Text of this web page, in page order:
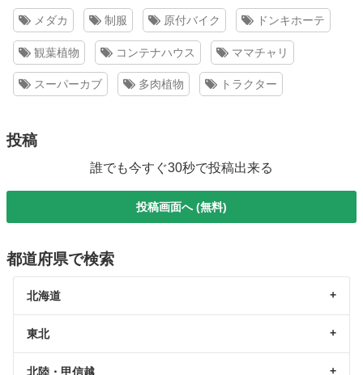
メダカ 制服 原付バイク ドンキホーテ
観葉植物 コンテナハウス ママチャリ
スーパーカブ 多肉植物 トラクター
投稿
誰でも今すぐ30秒で投稿出来る
投稿画面へ (無料)
都道府県で検索
北海道
東北
北陸・甲信越